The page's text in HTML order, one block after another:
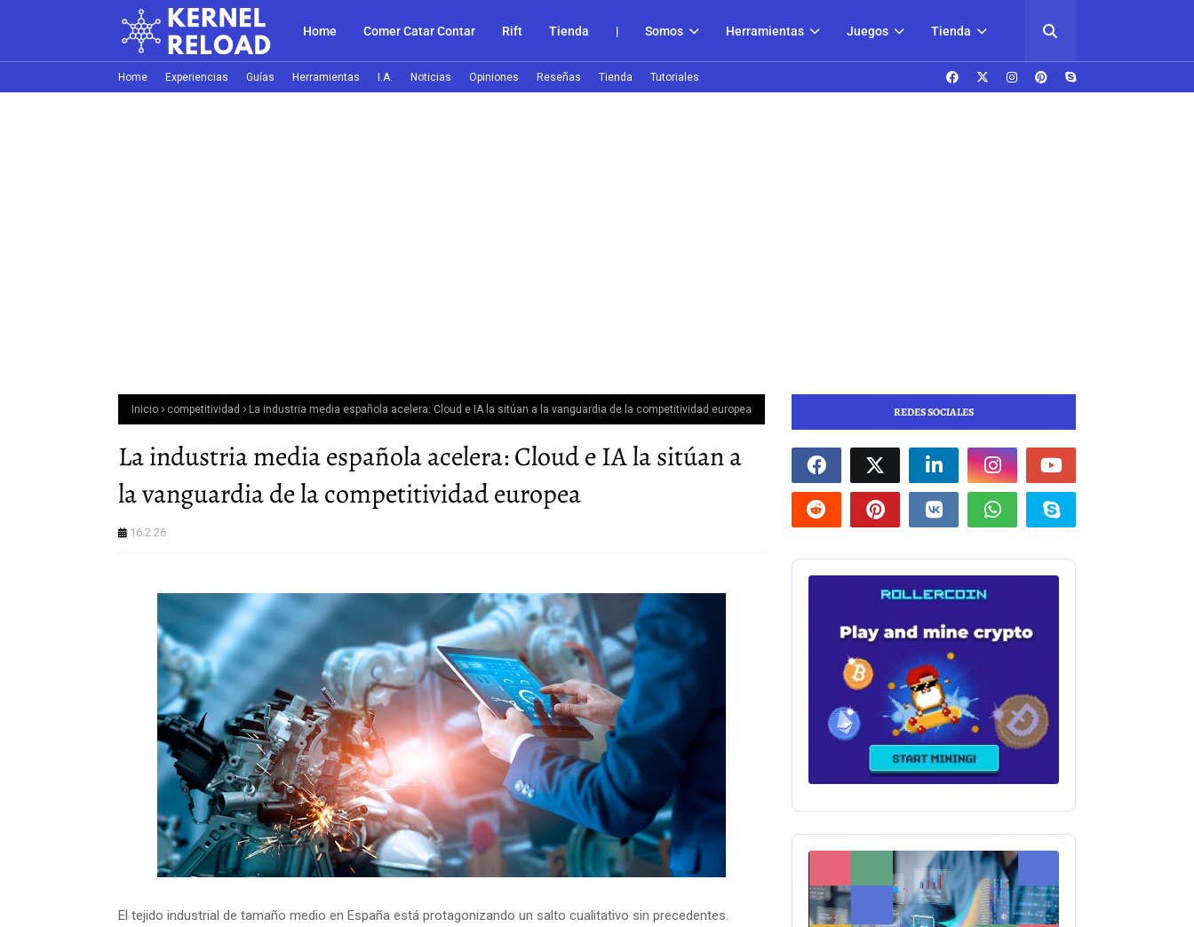
Home Comer Catar Contar Rift Tienda | Somos Herramientas Juegos Tienda
Home Experiencias Guías Herramientas I.A. Noticias Opiniones Reseñas Tienda Tutoriales
Inicio competitividad La industria media española acelera: Cloud e IA la sitúan a la vanguardia de la competitividad europea
La industria media española acelera: Cloud e IA la sitúan a
la vanguardia de la competitividad europea
16.2.26
El tejido industrial de tamaño medio en España está protagonizando un salto cualitativo sin precedentes.
REDES SOCIALES